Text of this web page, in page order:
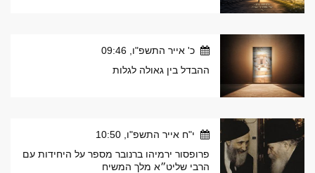
כ' אייר התשפ"ו, 09:46
ההבדל בין גאולה לגלות
י"ח אייר התשפ"ו, 10:50
פרופסור ירמיהו ברנובר מספר על היחידות עם
הרבי שליט״א מלך המשיח